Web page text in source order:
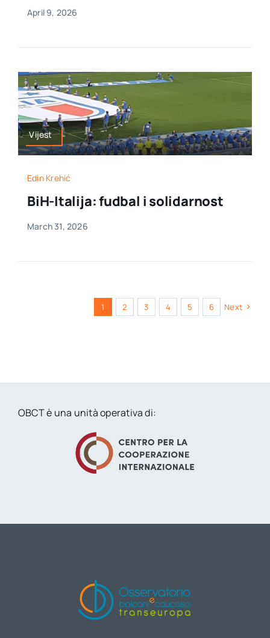
April 9, 2026
Vijest
Edin Krehić
BiH-Italija: fudbal i solidarnost
March 31, 2026
1 2 3 4 5 6 Next
OBCT è una unità operativa di: